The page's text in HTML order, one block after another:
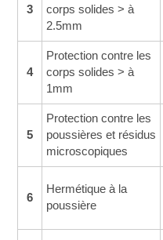
3
corps solides > à
2.5mm
4
Protection contre les
corps solides > à
1mm
5
Protection contre les
poussières et résidus
microscopiques
6
Hermétique à la
poussière